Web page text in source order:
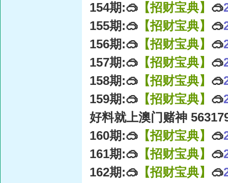
154期:🥽 【招财宝典】 🥽
155期:🥽 【招财宝典】 🥽
156期:🥽 【招财宝典】 🥽
157期:🥽 【招财宝典】 🥽
158期:🥽 【招财宝典】 🥽
159期:🥽 【招财宝典】 🥽
好料就上澳门赌神
160期:🥽 【招财宝典】 🥽
161期:🥽 【招财宝典】 🥽
162期:🥽 【招财宝典】 🥽